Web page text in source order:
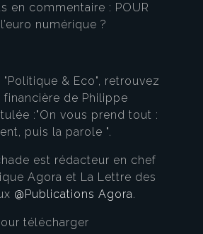
en commentaire : POUR
numérique ?
& Eco", retrouvez
financière de Philippe
:"On vous prend tout :
puis la parole ".
est rédacteur en chef
Agora et La Lettre des
@Publications Agora.
télécharger